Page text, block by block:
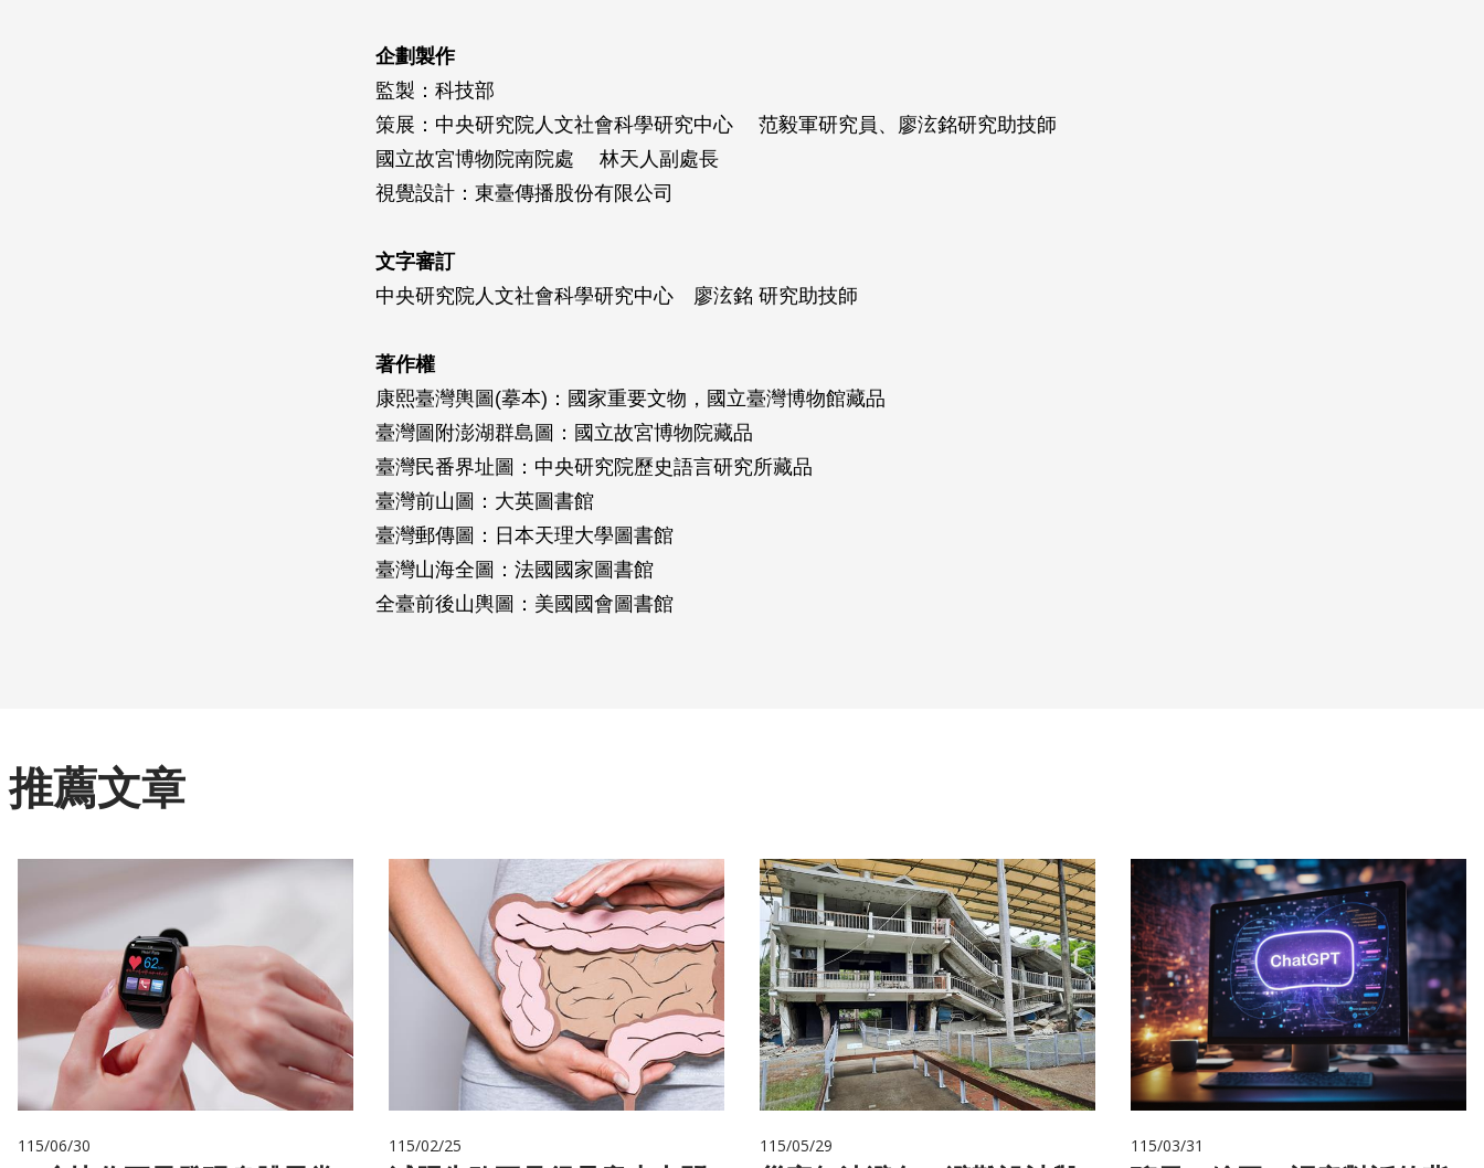
企劃製作
監製：科技部
策展：中央研究院人文社會科學研究中心 范毅軍研究員、廖泫銘研究助技師
國立故宮博物院南院處 林天人副處長
視覺設計：東臺傳播股份有限公司
文字審訂
中央研究院人文社會科學研究中心 廖泫銘 研究助技師
著作權
康熙臺灣輿圖(摹本)：國家重要文物，國立臺灣博物館藏品
臺灣圖附澎湖群島圖：國立故宮博物院藏品
臺灣民番界址圖：中央研究院歷史語言研究所藏品
臺灣前山圖：大英圖書館
臺灣郵傳圖：日本天理大學圖書館
臺灣山海全圖：法國國家圖書館
全臺前後山輿圖：美國國會圖書館
推薦文章
115/06/30 115/02/25 115/05/29 115/03/31